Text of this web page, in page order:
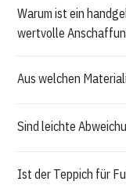
Warum ist ein
wertvolle
Aus welchen
Sind leichte
Ist der Teppich für